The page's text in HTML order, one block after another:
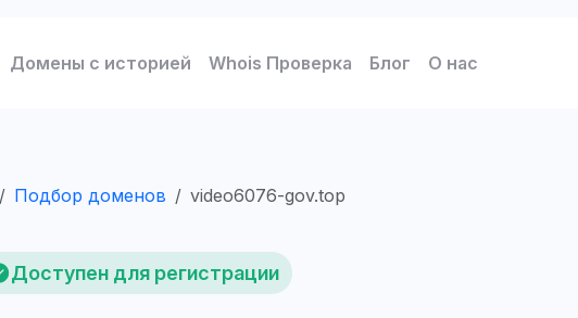
Домены с историей Whois Проверка Блог О нас
Подбор доменов video6076-gov.top
Доступен для регистрации